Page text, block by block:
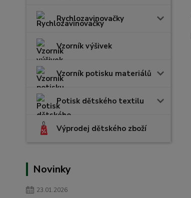
Rychlozavinovačky
Vzorník výšivek
Vzorník potisku materiálů
Potisk dětského textilu
Výprodej dětského zboží
Novinky
23.01.2026